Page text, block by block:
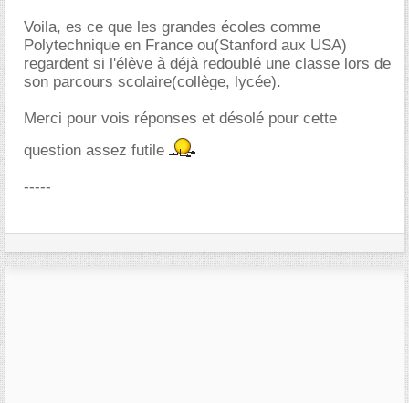
Voila, es ce que les grandes écoles comme
Polytechnique en France ou(Stanford aux USA)
regardent si l'élève à déjà redoublé une classe lors de
son parcours scolaire(collège, lycée).
Merci pour vois réponses et désolé pour cette
question assez futile
-----